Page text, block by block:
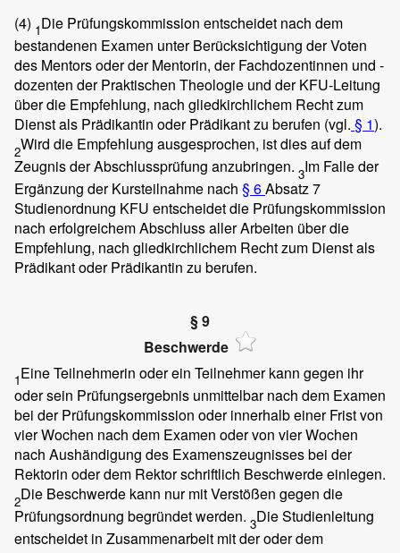
(4) 1Die Prüfungskommission entscheidet nach dem
bestandenen Examen unter Berücksichtigung der Voten
des Mentors oder der Mentorin, der Fachdozentinnen und -
dozenten der Praktischen Theologie und der KFU-Leitung
über die Empfehlung, nach gliedkirchlichem Recht zum
Dienst als Prädikantin oder Prädikant zu berufen (vgl. § 1).
2Wird die Empfehlung ausgesprochen, ist dies auf dem
Zeugnis der Abschlussprüfung anzubringen. 3Im Falle der
Ergänzung der Kursteilnahme nach § 6Absatz 7
Studienordnung KFU entscheidet die Prüfungskommission
nach erfolgreichem Abschluss aller Arbeiten über die
Empfehlung, nach gliedkirchlichem Recht zum Dienst als
Prädikant oder Prädikantin zu berufen.
§ 9
Beschwerde
1Eine Teilnehmerin oder ein Teilnehmer kann gegen ihr
oder sein Prüfungsergebnis unmittelbar nach dem Examen
bei der Prüfungskommission oder innerhalb einer Frist von
vier Wochen nach dem Examen oder von vier Wochen
nach Aushändigung des Examenszeugnisses bei der
Rektorin oder dem Rektor schriftlich Beschwerde einlegen.
2Die Beschwerde kann nur mit Verstößen gegen die
Prüfungsordnung begründet werden. 3Die Studienleitung
entscheidet in Zusammenarbeit mit der oder dem